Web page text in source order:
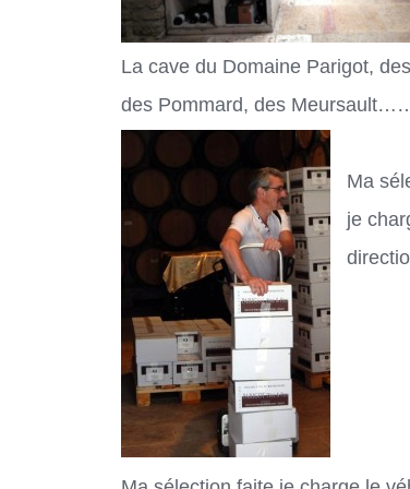
La cave du Domaine Parigot,
des Pommard, des
Ma
je